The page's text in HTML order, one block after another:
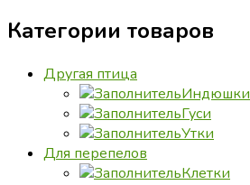
Категории товаров
Другая птица
Индюшки
Гуси
Утки
Для перепелов
Клетки